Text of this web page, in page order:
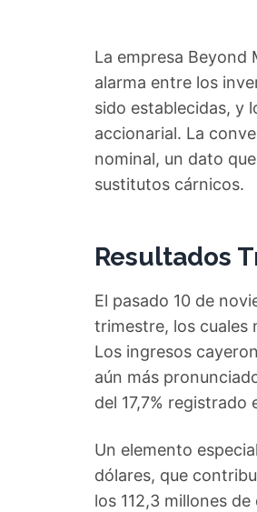
La empresa Beyond
alarma entre los
sido establecidas, y
accionarial. La
nominal, un dato
sustitutos cárnicos.
Resultados
El pasado 10 de
trimestre, los cuales
Los ingresos
aún más
del 17,7%
Un elemento
dólares, que
los 112,3 millones de